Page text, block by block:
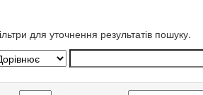
для уточнення результатів пошуку.